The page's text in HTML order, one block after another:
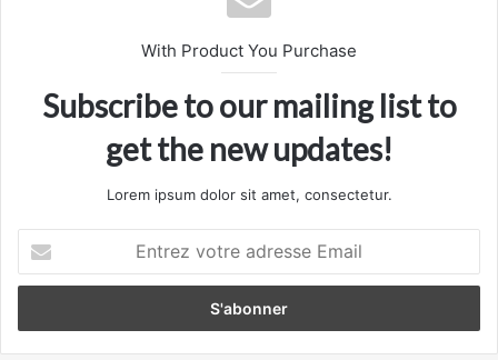
With Product You Purchase
Subscribe to our mailing list to
get the new updates!
Lorem ipsum dolor sit amet, consectetur.
votre
adresse